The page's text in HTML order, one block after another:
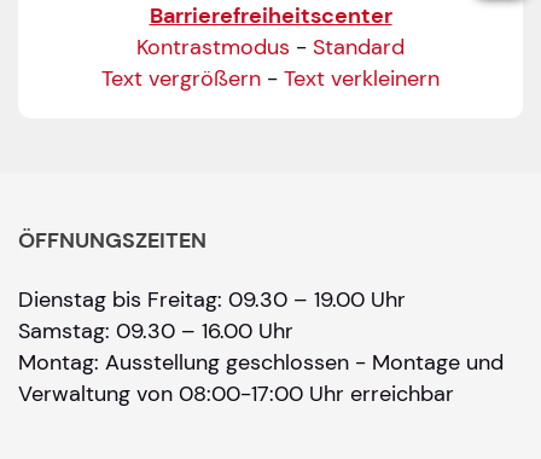
Barrierefreiheitscenter
Kontrastmodus - Standard
Text vergrößern - Text verkleinern
ÖFFNUNGSZEITEN
Dienstag bis Freitag: 09.30 – 19.00 Uhr
Samstag: 09.30 – 16.00 Uhr
Montag: Ausstellung geschlossen - Montage und
Verwaltung von 08:00-17:00 Uhr erreichbar